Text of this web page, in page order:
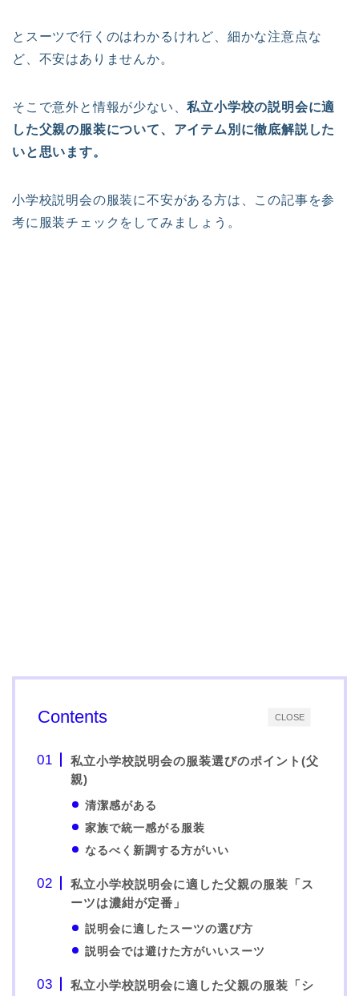
とスーツで行くのはわかるけれど、細かな注意点な
ど、不安はありませんか。
そこで意外と情報が少ない、私立小学校の説明会に適
した父親の服装について、アイテム別に徹底解説した
いと思います。
小学校説明会の服装に不安がある方は、この記事を参
考に服装チェックをしてみましょう。
CLOSE
Contents
私立小学校説明会の服装選びのポイント(父
親)
清潔感がある
家族で統一感がる服装
なるべく新調する方がいい
私立小学校説明会に適した父親の服装「ス
ーツは濃紺が定番」
説明会に適したスーツの選び方
説明会では避けた方がいいスーツ
私立小学校説明会に適した父親の服装「シ